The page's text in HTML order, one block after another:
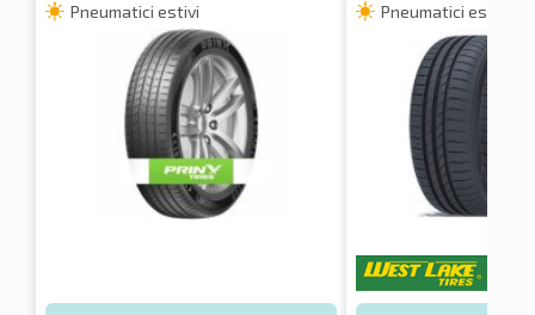
Pneumatici estivi Pneumatici estivi